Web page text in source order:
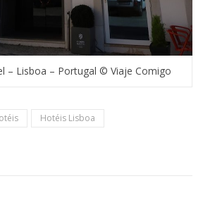
– Lisboa – Portugal © Viaje Comigo
Hotéis Lisboa